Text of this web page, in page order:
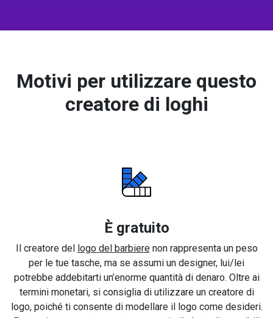
Motivi per utilizzare questo
creatore di loghi
È gratuito
Il creatore del logo del barbierenon rappresenta un peso
per le tue tasche, ma se assumi un designer, lui/lei
potrebbe addebitarti un’enorme quantità di denaro. Oltre ai
termini monetari, si consiglia di utilizzare un creatore di
logo, poiché ti consente di modellare il logo come desideri.